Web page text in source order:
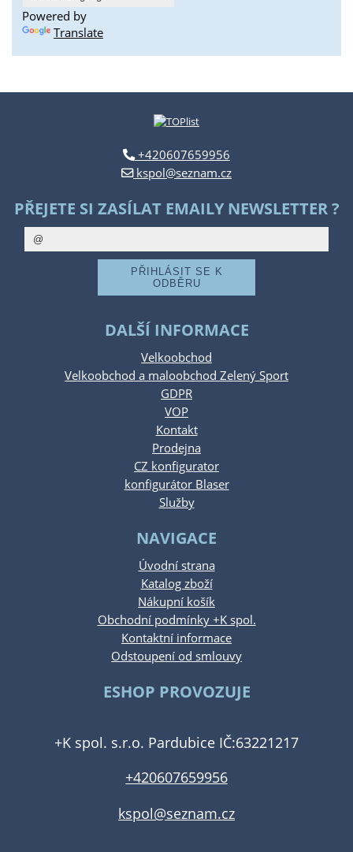
Powered by
Translate
+420607659956
kspol@seznam.cz
PŘEJETE SI ZASÍLAT EMAILY NEWSLETTER ?
DALŠÍ INFORMACE
Velkoobchod
Velkoobchod a maloobchod Zelený Sport
GDPR
VOP
Kontakt
Prodejna
CZ konfigurator
konfigurátor Blaser
Služby
NAVIGACE
Úvodní strana
Katalog zboží
Nákupní košík
Obchodní podmínky +K spol.
Kontaktní informace
Odstoupení od smlouvy
ESHOP PROVOZUJE
+K spol. s.r.o. Pardubice IČ:63221217
+420607659956
kspol@seznam.cz